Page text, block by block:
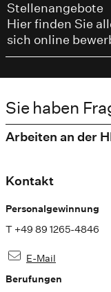
Stellenangebote
Hier finden Sie
sich online
Sie haben
Arbeiten an der
Kontakt
Personalgewinnung
T +49 89 1265-4846
E-Mail
Berufungen